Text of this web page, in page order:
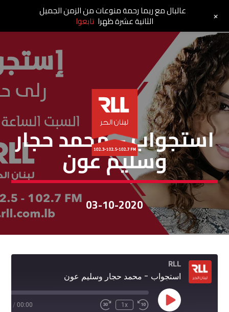
إستجواب
استجواب – محمد حجار
وسليم عون
03-10-2020
RLL
استجواب - محمد حجار وسليم عون
Play
Rewind
1x
Fast
00:00
/
عالبال مع ريما رحمة منوعات من الزمن الجميل
الثانية عشرة ظهرا تابعوا +